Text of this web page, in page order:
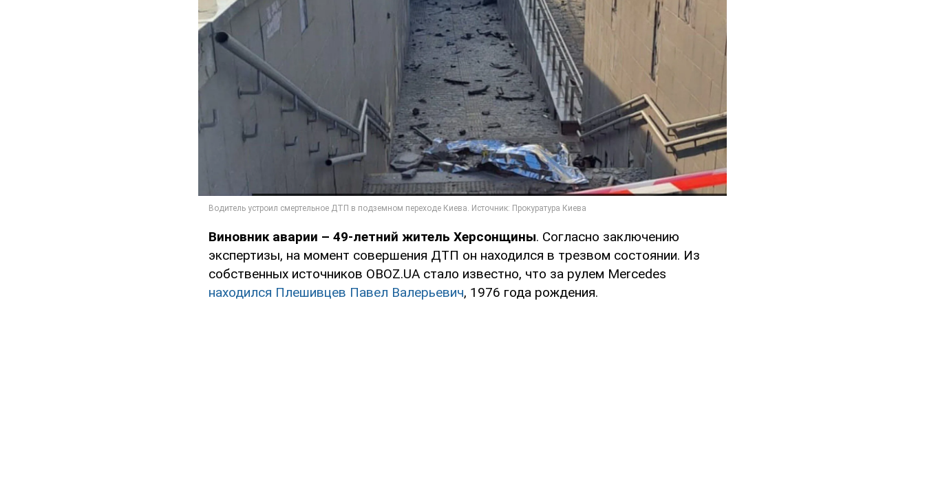
Виновник аварии – 49-летний житель Херсонщины. Согласно заключению
экспертизы, на момент совершения ДТП он находился в трезвом состоянии. Из
собственных источников OBOZ.UA стало известно, что за рулем Mercedes
находился Плешивцев Павел Валерьевич, 1976 года рождения.